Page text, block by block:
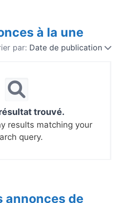
à la une
par: Date de publication
trouvé.
results matching your
query.
annonces de